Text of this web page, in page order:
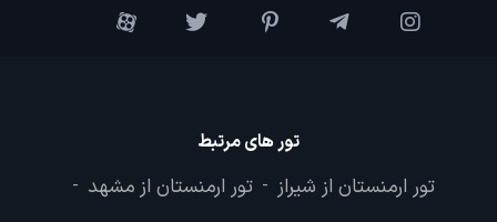
تور های مرتبط
تور ارمنستان از شیراز - تور ارمنستان از مشهد -